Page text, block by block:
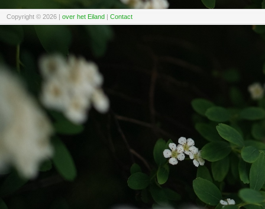
Copyright © 2026 |over het Eiland |Contact